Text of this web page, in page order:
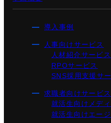
導入事例
人事向けサービス
人材紹介サービス
RPOサービス
SNS採用支援サ
求職者向けサービス
就活生向けメデ
就活生向けエー